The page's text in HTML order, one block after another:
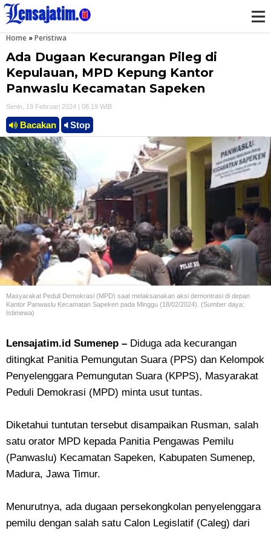
Home »Peristiwa
Ada Dugaan Kecurangan Pileg di
Kepulauan, MPD Kepung Kantor
Panwaslu Kecamatan Sapeken
Senin, 19 Februari 2024 | 08.19 WIB
Bacakan Stop
Masyarakat Peduli Demokrasi (MPD) saat melaksanakan aksi demontrasi di depan
Kantor Panwaslu Kecamatan Sapeken pada Minggu (18/02/2024). (Sumber daya:
Istimewa)
Lensajatim.id Sumenep – Diduga ada kecurangan
ditingkat Panitia Pemungutan Suara (PPS) dan Kelompok
Penyelenggara Pemungutan Suara (KPPS), Masyarakat
Peduli Demokrasi (MPD) minta usut tuntas.
Diketahui tuntutan tersebut disampaikan Rusman, salah
satu orator MPD kepada Panitia Pengawas Pemilu
(Panwaslu) Kecamatan Sapeken, Kabupaten Sumenep,
Madura, Jawa Timur.
Menurutnya, ada dugaan persekongkolan penyelenggara
pemilu dengan salah satu Calon Legislatif (Caleg) dari